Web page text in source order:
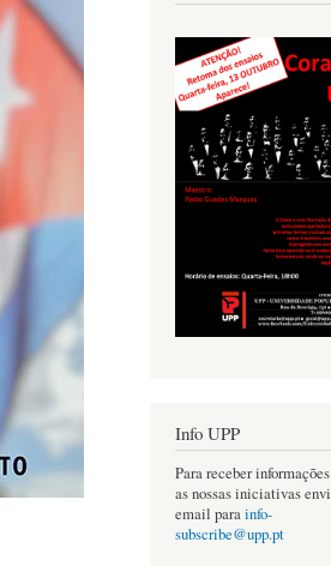
Info UPP
Para receber
as nossas iniciativas
email parainfo-
subscribe@upp.pt